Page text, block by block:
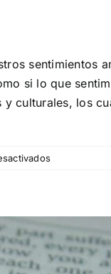
sentimientos
si lo que
culturales, los
en
El
mito
del
libre